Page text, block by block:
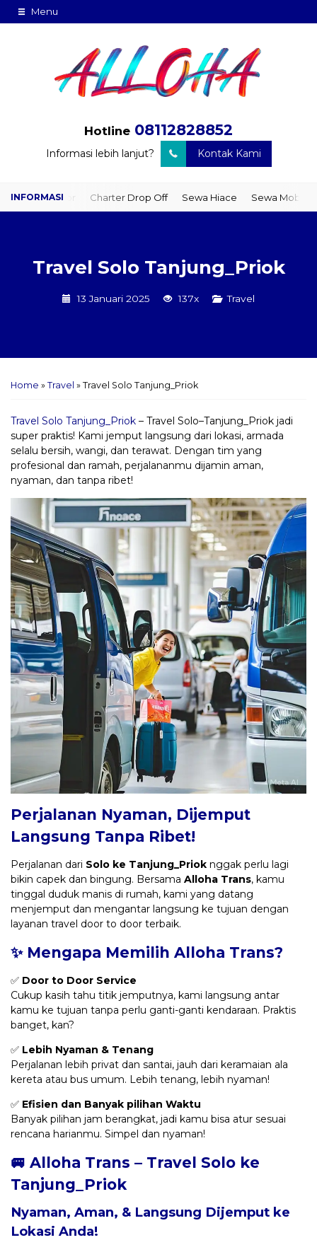
Menu
Hotline 08112828852
Informasi lebih lanjut? Kontak Kami
Door Charter Drop Off Sewa Hiace Sewa Mobil Plus Driver
Travel Solo Tanjung_Priok
13 Januari 2025 137x Travel
Home » Travel » Travel Solo Tanjung_Priok
Travel Solo Tanjung_Priok – Travel Solo–Tanjung_Priok jadi
super praktis! Kami jemput langsung dari lokasi, armada
selalu bersih, wangi, dan terawat. Dengan tim yang
profesional dan ramah, perjalananmu dijamin aman,
nyaman, dan tanpa ribet!
Perjalanan Nyaman, Dijemput
Langsung Tanpa Ribet!
Perjalanan dari Solo ke Tanjung_Priok nggak perlu lagi
bikin capek dan bingung. Bersama Alloha Trans, kamu
tinggal duduk manis di rumah, kami yang datang
menjemput dan mengantar langsung ke tujuan dengan
layanan travel door to door terbaik.
✨ Mengapa Memilih Alloha Trans?
✅ Door to Door Service
Cukup kasih tahu titik jemputnya, kami langsung antar
kamu ke tujuan tanpa perlu ganti-ganti kendaraan. Praktis
banget, kan?
✅ Lebih Nyaman & Tenang
Perjalanan lebih privat dan santai, jauh dari keramaian ala
kereta atau bus umum. Lebih tenang, lebih nyaman!
✅ Efisien dan Banyak pilihan Waktu
Banyak pilihan jam berangkat, jadi kamu bisa atur sesuai
rencana harianmu. Simpel dan nyaman!
🚐 Alloha Trans – Travel Solo ke
Tanjung_Priok
Nyaman, Aman, & Langsung Dijemput ke
Lokasi Anda!